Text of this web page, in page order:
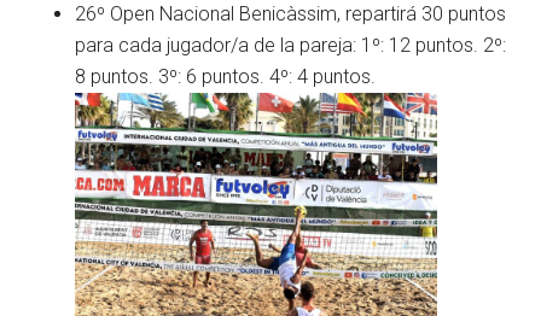
26º Open Nacional Benicàssim, repartirá 30 puntos
para cada jugador/a de la pareja: 1º: 12 puntos. 2º:
8 puntos. 3º: 6 puntos. 4º: 4 puntos.